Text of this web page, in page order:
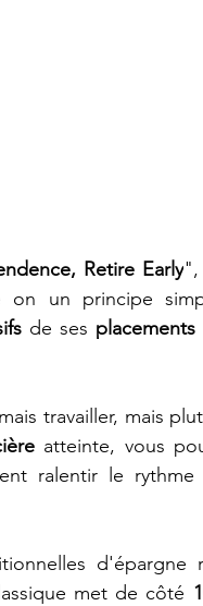
Retire Early",
on un principe
de ses placements
travailler, mais
atteinte, vous
ralentir le rythme
d'épargne
met de côté